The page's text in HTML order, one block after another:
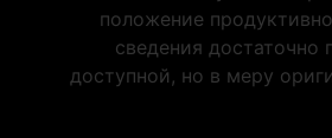
положение
сведения достаточно
доступной, но в меру